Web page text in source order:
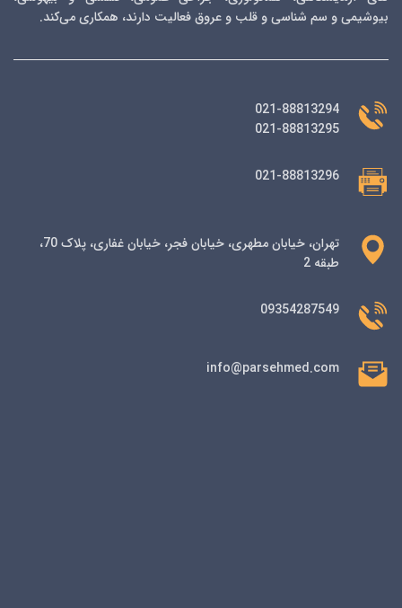
بیوشیمی و سم شناسی و قلب و عروق فعالیت دارند، همکاری می‌کند.
021-88813294
021-88813295
021-88813296
تهران، خیابان مطهری، خیابان فجر، خیابان غفاری، پلاک 70،
طبقه 2
09354287549
info@parsehmed.com